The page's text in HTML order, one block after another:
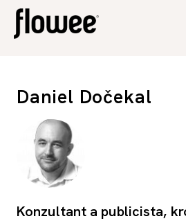
Daniel Dočekal
Konzultant a publicista,